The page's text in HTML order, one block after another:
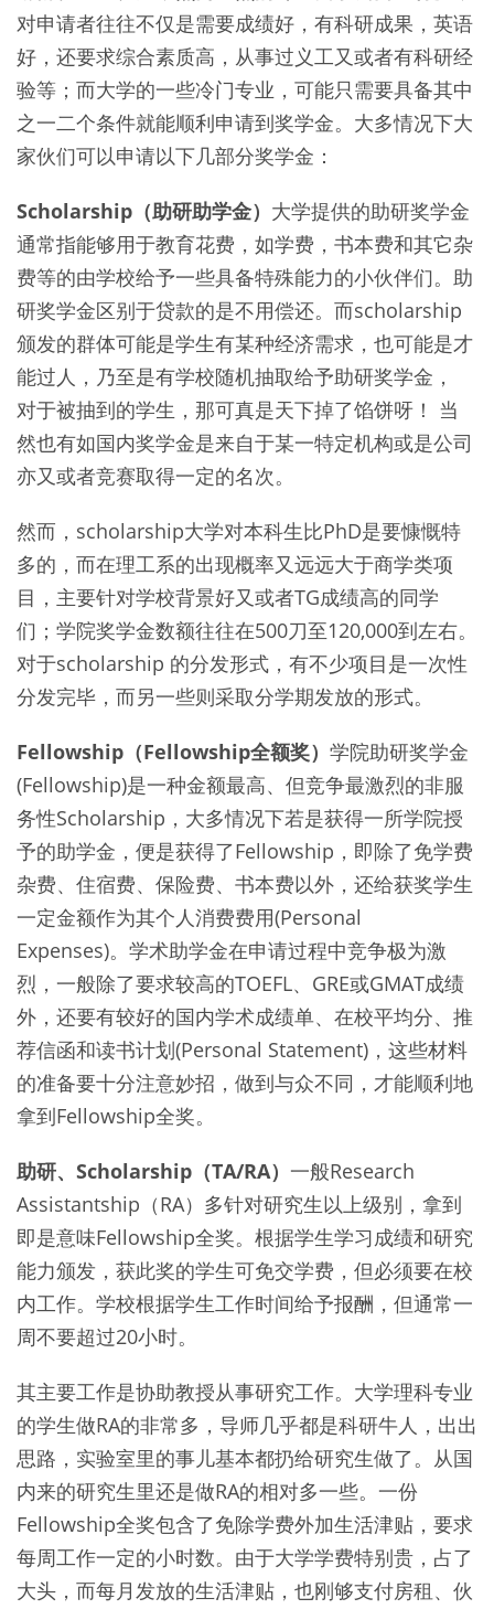
对申请者往往不仅是需要成绩好，有科研成果，英语
好，还要求综合素质高，从事过义工又或者有科研经
验等；而大学的一些冷门专业，可能只需要具备其中
之一二个条件就能顺利申请到奖学金。大多情况下大
家伙们可以申请以下几部分奖学金：
Scholarship（助研助学金） 大学提供的助研奖学金
通常指能够用于教育花费，如学费，书本费和其它杂
费等的由学校给予一些具备特殊能力的小伙伴们。助
研奖学金区别于贷款的是不用偿还。而scholarship
颁发的群体可能是学生有某种经济需求，也可能是才
能过人，乃至是有学校随机抽取给予助研奖学金，
对于被抽到的学生，那可真是天下掉了馅饼呀！ 当
然也有如国内奖学金是来自于某一特定机构或是公司
亦又或者竞赛取得一定的名次。
然而，scholarship大学对本科生比PhD是要慷慨特
多的，而在理工系的出现概率又远远大于商学类项
目，主要针对学校背景好又或者TG成绩高的同学
们；学院奖学金数额往往在500刀至120,000到左右。
对于scholarship 的分发形式，有不少项目是一次性
分发完毕，而另一些则采取分学期发放的形式。
Fellowship（Fellowship全额奖） 学院助研奖学金
(Fellowship)是一种金额最高、但竞争最激烈的非服
务性Scholarship，大多情况下若是获得一所学院授
予的助学金，便是获得了Fellowship，即除了免学费
杂费、住宿费、保险费、书本费以外，还给获奖学生
一定金额作为其个人消费费用(Personal
Expenses)。学术助学金在申请过程中竞争极为激
烈，一般除了要求较高的TOEFL、GRE或GMAT成绩
外，还要有较好的国内学术成绩单、在校平均分、推
荐信函和读书计划(Personal Statement)，这些材料
的准备要十分注意妙招，做到与众不同，才能顺利地
拿到Fellowship全奖。
助研、Scholarship（TA/RA） 一般Research
Assistantship（RA）多针对研究生以上级别，拿到
即是意味Fellowship全奖。根据学生学习成绩和研究
能力颁发，获此奖的学生可免交学费，但必须要在校
内工作。学校根据学生工作时间给予报酬，但通常一
周不要超过20小时。
其主要工作是协助教授从事研究工作。大学理科专业
的学生做RA的非常多，导师几乎都是科研牛人，出出
思路，实验室里的事儿基本都扔给研究生做了。从国
内来的研究生里还是做RA的相对多一些。一份
Fellowship全奖包含了免除学费外加生活津贴，要求
每周工作一定的小时数。由于大学学费特别贵，占了
大头，而每月发放的生活津贴，也刚够支付房租、伙